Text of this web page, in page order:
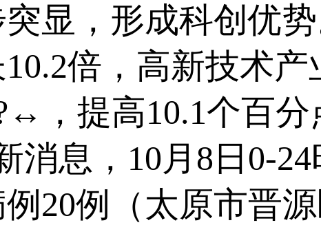
显，形成科创优势
倍，高新技术产
，提高10.1个百
息，10月8日0-24
20例（太原市晋